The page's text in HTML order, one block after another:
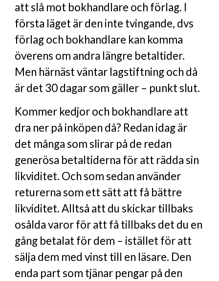
att slå mot bokhandlare och förlag. I
första läget är den inte tvingande, dvs
förlag och bokhandlare kan komma
överens om andra längre betaltider.
Men härnäst väntar lagstiftning och då
är det 30 dagar som gäller – punkt slut.
Kommer kedjor och bokhandlare att
dra ner på inköpen då? Redan idag är
det många som slirar på de redan
generösa betaltiderna för att rädda sin
likviditet. Och som sedan använder
returerna som ett sätt att få bättre
likviditet. Alltså att du skickar tillbaks
osålda varor för att få tillbaks det du en
gång betalat för dem – istället för att
sälja dem med vinst till en läsare. Den
enda part som tjänar pengar på den